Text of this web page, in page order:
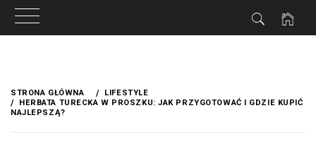
treści
STRONA GŁÓWNA
LIFESTYLE
HERBATA TURECKA W PROSZKU: JAK PRZYGOTOWAĆ I GDZIE KUPIĆ
NAJLEPSZĄ?